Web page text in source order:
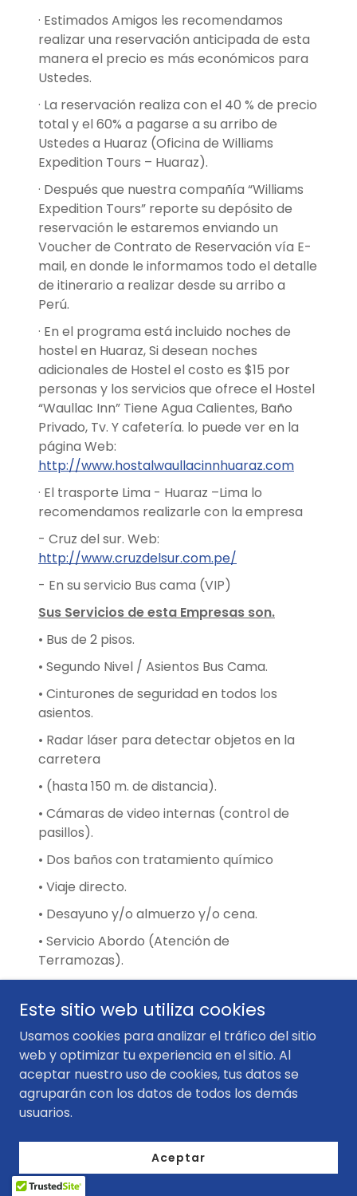
· Estimados Amigos les recomendamos
realizar una reservación anticipada de esta
manera el precio es más económicos para
Ustedes.
· La reservación realiza con el 40 % de precio
total y el 60% a pagarse a su arribo de
Ustedes a Huaraz (Oficina de Williams
Expedition Tours – Huaraz).
· Después que nuestra compañía “Williams
Expedition Tours” reporte su depósito de
reservación le estaremos enviando un
Voucher de Contrato de Reservación vía E-
mail, en donde le informamos todo el detalle
de itinerario a realizar desde su arribo a
Perú.
· En el programa está incluido noches de
hostel en Huaraz, Si desean noches
adicionales de Hostel el costo es $15 por
personas y los servicios que ofrece el Hostel
“Waullac Inn” Tiene Agua Calientes, Baño
Privado, Tv. Y cafetería. lo puede ver en la
página Web:
http://www.hostalwaullacinnhuaraz.com
· El trasporte Lima - Huaraz –Lima lo
recomendamos realizarle con la empresa
- Cruz del sur. Web:
http://www.cruzdelsur.com.pe/
- En su servicio Bus cama (VIP)
Sus Servicios de esta Empresas son.
• Bus de 2 pisos.
• Segundo Nivel / Asientos Bus Cama.
• Cinturones de seguridad en todos los
asientos.
• Radar láser para detectar objetos en la
carretera
• (hasta 150 m. de distancia).
• Cámaras de video internas (control de
pasillos).
• Dos baños con tratamiento químico
• Viaje directo.
• Desayuno y/o almuerzo y/o cena.
• Servicio Abordo (Atención de
Terramozas).
• Música ambiental.
• Aire acondicionado y calefacción.
• Luz individual de lectura.
https://williamstrekkingperu.com/
Este sitio web utiliza cookies
Usamos cookies para analizar el tráfico del sitio
web y optimizar tu experiencia en el sitio. Al
aceptar nuestro uso de cookies, tus datos se
agruparán con los datos de todos los demás
usuarios.
Aceptar